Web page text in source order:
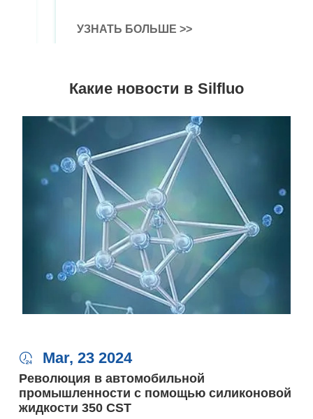
УЗНАТЬ БОЛЬШЕ >>
Какие новости в Silfluo
 Mar, 23 2024
Революция в автомобильной
промышленности с помощью силиконовой
жидкости 350 CST